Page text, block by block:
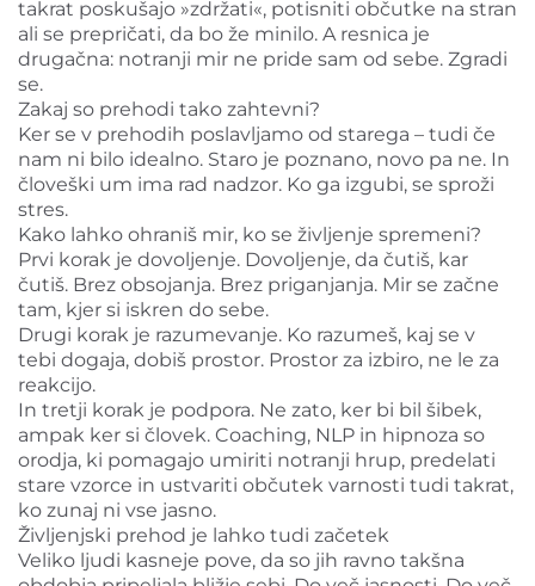
takrat poskušajo »zdržati«, potisniti občutke na stran
ali se prepričati, da bo že minilo. A resnica je
drugačna: notranji mir ne pride sam od sebe. Zgradi
se.
Zakaj so prehodi tako zahtevni?
Ker se v prehodih poslavljamo od starega – tudi če
nam ni bilo idealno. Staro je poznano, novo pa ne. In
človeški um ima rad nadzor. Ko ga izgubi, se sproži
stres.
Kako lahko ohraniš mir, ko se življenje spremeni?
Prvi korak je dovoljenje. Dovoljenje, da čutiš, kar
čutiš. Brez obsojanja. Brez priganjanja. Mir se začne
tam, kjer si iskren do sebe.
Drugi korak je razumevanje. Ko razumeš, kaj se v
tebi dogaja, dobiš prostor. Prostor za izbiro, ne le za
reakcijo.
In tretji korak je podpora. Ne zato, ker bi bil šibek,
ampak ker si človek. Coaching, NLP in hipnoza so
orodja, ki pomagajo umiriti notranji hrup, predelati
stare vzorce in ustvariti občutek varnosti tudi takrat,
ko zunaj ni vse jasno.
Življenjski prehod je lahko tudi začetek
Veliko ljudi kasneje pove, da so jih ravno takšna